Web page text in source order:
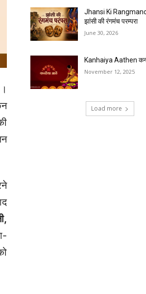
Jhansi Ki
झांसी की रंगमंच परम्परा
June 30, 2026
Kanhaiya Aathen
November 12, 2025
Load more